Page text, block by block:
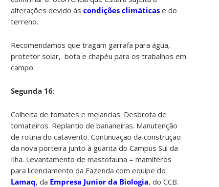
alterações devido àscondições climáticas e do
terreno.
Recomendamos que tragam garrafa para água,
protetor solar, bota e chapéu para os trabalhos em
campo.
Segunda 16:
Colheita de tomates e melancias. Desbrota de
tomateiros. Replantio de bananeiras. Manutenção
de rotina do catavento. Continuação da construção
da nova porteira junto à guarita do Campus Sul da
Ilha. Levantamento de mastofauna = mamíferos
para licenciamento da Fazenda com equipe do
Lamaq, da Empresa Junior da Biologia, do CCB.